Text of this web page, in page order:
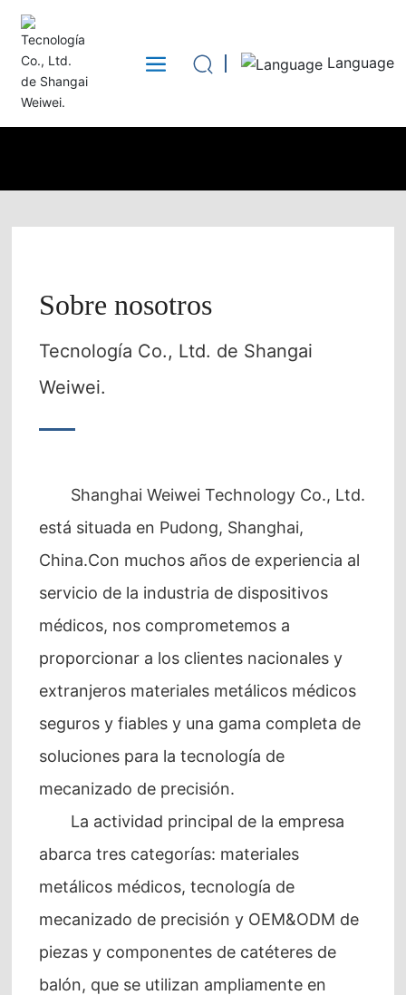
Language
Sobre nosotros
Tecnología Co., Ltd. de Shangai
Weiwei.
Shanghai Weiwei Technology Co., Ltd.
está situada en Pudong, Shanghai,
China.Con muchos años de experiencia al
servicio de la industria de dispositivos
médicos, nos comprometemos a
proporcionar a los clientes nacionales y
extranjeros materiales metálicos médicos
seguros y fiables y una gama completa de
soluciones para la tecnología de
mecanizado de precisión.
La actividad principal de la empresa
abarca tres categorías: materiales
metálicos médicos, tecnología de
mecanizado de precisión y OEM&ODM de
piezas y componentes de catéteres de
balón, que se utilizan ampliamente en